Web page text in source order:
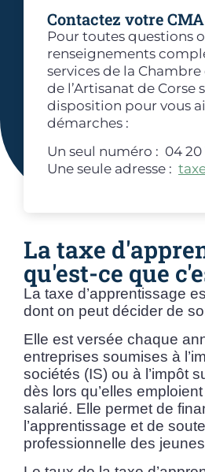
Contactez votre CMA
Pour toutes questions
renseignements
services de la
de l’Artisanat de Corse
disposition pour vous
démarches :
Un seul numéro : 04 20
Une seule adresse :
La taxe
qu'est-ce que
La taxe d’apprentissage
dont on peut décider de
Elle est versée chaque
entreprises soumises à
sociétés (IS) ou à l’impôt
dès lors qu’elles
salarié. Elle permet de
l’apprentissage et de
professionnelle des